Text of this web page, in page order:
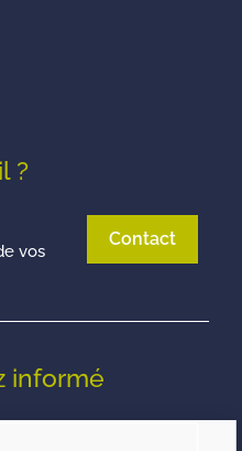
?
vos
Contact
informé